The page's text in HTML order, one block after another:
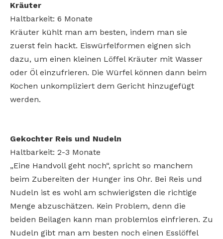
Kräuter
Haltbarkeit: 6 Monate
Kräuter kühlt man am besten, indem man sie
zuerst fein hackt. Eiswürfelformen eignen sich
dazu, um einen kleinen Löffel Kräuter mit Wasser
oder Öl einzufrieren. Die Würfel können dann beim
Kochen unkompliziert dem Gericht hinzugefügt
werden.
Gekochter Reis und Nudeln
Haltbarkeit: 2-3 Monate
„Eine Handvoll geht noch“, spricht so manchem
beim Zubereiten der Hunger ins Ohr. Bei Reis und
Nudeln ist es wohl am schwierigsten die richtige
Menge abzuschätzen. Kein Problem, denn die
beiden Beilagen kann man problemlos einfrieren. Zu
Nudeln gibt man am besten noch einen Esslöffel